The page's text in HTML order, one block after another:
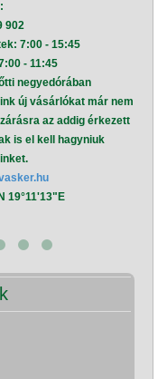
902
7:00 - 15:45
- 11:45
negyedórában
új vásárlókat már nem
az addig érkezett
is el kell hagyniuk
19°11'13"E